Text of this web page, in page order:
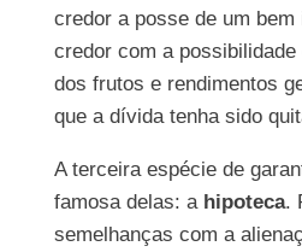
credor a posse de um
credor com a
dos frutos e rendimentos
que a dívida tenha sido
A terceira espécie de
famosa delas: a hipoteca.
semelhanças com a